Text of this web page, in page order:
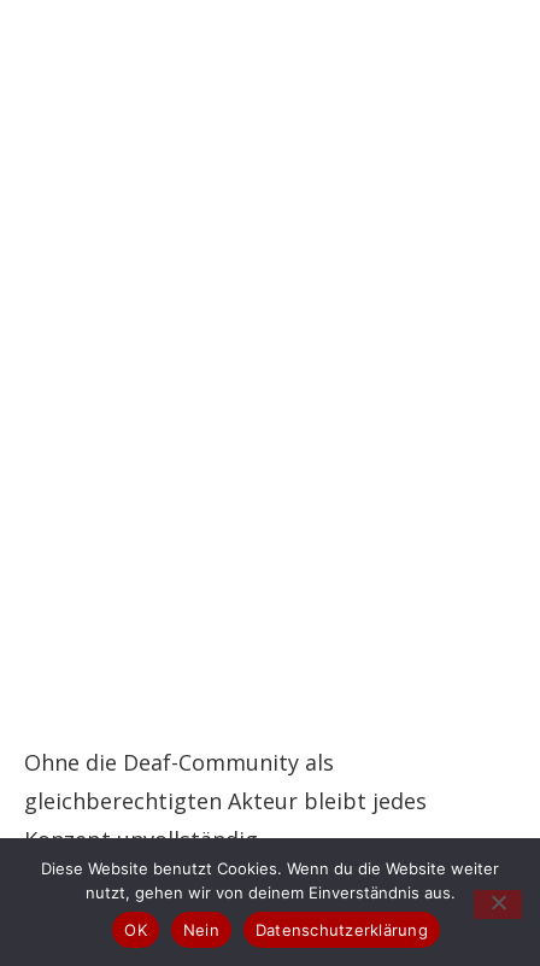
Ohne die Deaf-Community als
gleichberechtigten Akteur bleibt jedes
Konzept unvollständig.
Diese Website benutzt Cookies. Wenn du die Website weiter
nutzt, gehen wir von deinem Einverständnis aus.
OK
Nein Datenschutzerklärung